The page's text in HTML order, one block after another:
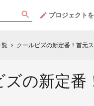
プロジェクト
覧 chevron_right クールビズの新定番！首元
ズの新定番